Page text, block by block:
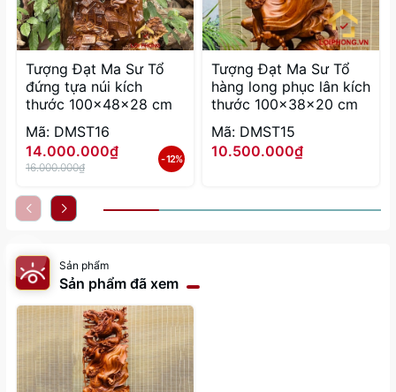
Tượng Đạt Ma Sư Tổ
đứng tựa núi kích
thước 100x48x28 cm
Mã: DMST16
14.000.000₫
16.000.000₫
- 12%
Tượng Đạt Ma Sư Tổ
hàng long phục lân kích
thước 100x38x20 cm
Mã: DMST15
10.500.000₫
Sản phẩm
Sản phẩm đã xem